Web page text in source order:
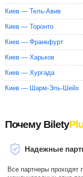
Киев — Тель-Авив
Киев — Торонто
Киев — Франкфурт
Киев — Харьков
Киев — Хургада
Киев — Шарм-Эль-Шейх
Почему Bilety
Надежные
Все партнеры проходят